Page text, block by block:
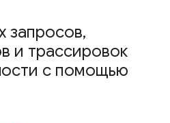
запросов,
и трассировок
с помощью